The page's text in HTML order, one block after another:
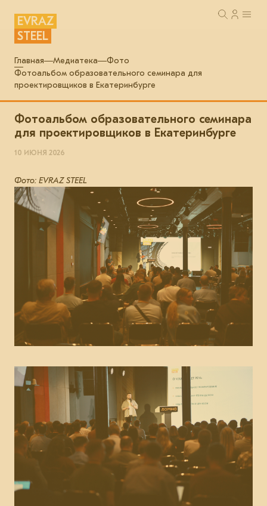
EVRAZ
STEEL
Главная Медиатека
Фото
Фотоальбом образовательного семинара для
проектировщиков в Екатеринбурге
Фотоальбом образовательного семинара
для проектировщиков в Екатеринбурге
10 ИЮНЯ 2026
Фото: EVRAZ STEEL